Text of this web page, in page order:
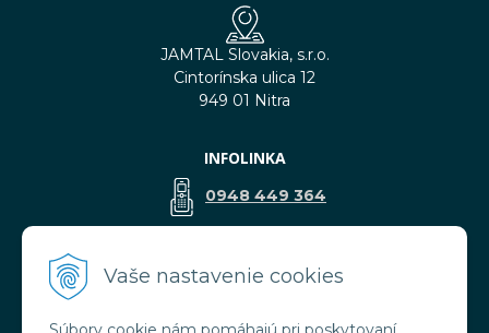
Vaše nastavenie cookies
JAMTAL Slovakia, s.r.o.
Cintorínska ulica 12
949 01 Nitra
INFOLINKA
0948 449 364